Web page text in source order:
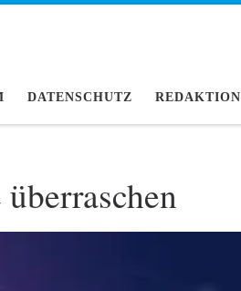
DATENSCHUTZ REDAKTION